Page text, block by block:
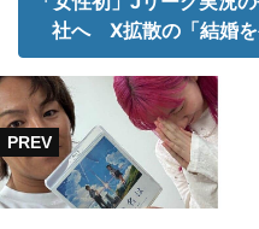
社へ X拡散の「結婚を